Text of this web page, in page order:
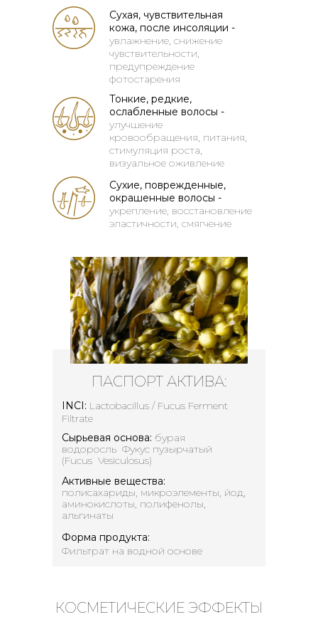
Тонкие, редкие,
ослабленные волосы -
улучшение
кровообращения, питания,
стимуляция роста,
визуальное оживление
Сухая, чувствительная
кожа, после инсоляции -
увлажнение, снижение
чувствительности,
предупреждение
фотостарения
Сухие, поврежденные,
окрашенные волосы -
укрепление, восстановление
эластичности, смягчение
ПАСПОРТ АКТИВА:
INCI: Lactobacillus / Fucus Ferment
Filtrate
Сырьевая основа: бурая
водоросль Фукус пузырчатый
(Fucus Vesiculosus)
Активные вещества:
полисахариды, микроэлементы, йод,
аминокислоты, полифенолы,
альгинаты
Форма продукта:
Фильтрат на водной основе
КОСМЕТИЧЕСКИЕ ЭФФЕКТЫ